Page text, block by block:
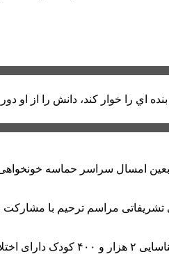
اي را خوار كند، دانش را از او
تشریفاتی مراسم ترحیم با مشارکت